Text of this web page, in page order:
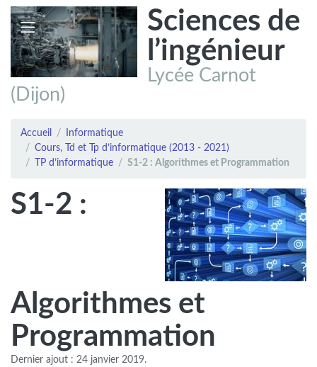
Sciences de
l’ingénieur
Lycée Carnot
(Dijon)
Accueil
Informatique
Cours, Td et Tp d’informatique (2013 - 2021)
TP d’informatique
S1-2 : Algorithmes et Programmation
S1-2 :
Algorithmes et
Programmation
Dernier ajout : 24 janvier 2019.